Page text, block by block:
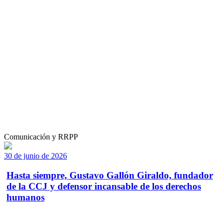
Comunicación y RRPP
30 de junio de 2026
Hasta siempre, Gustavo Gallón Giraldo, fundador
de la CCJ y defensor incansable de los derechos
humanos